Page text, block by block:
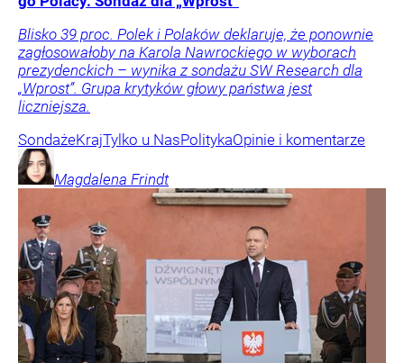
Blisko 39 proc. Polek i Polaków deklaruje, że ponownie
zagłosowałoby na Karola Nawrockiego w wyborach
prezydenckich – wynika z sondażu SW Research dla
„Wprost”. Grupa krytyków głowy państwa jest
liczniejsza.
SondażeKrajTylko u NasPolitykaOpinie i komentarze
Magdalena Frindt